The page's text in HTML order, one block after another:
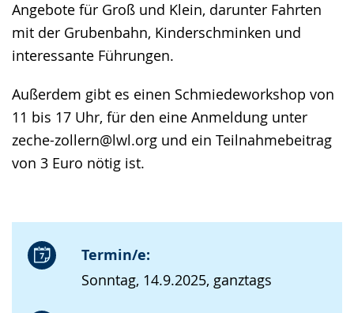
Angebote für Groß und Klein, darunter Fahrten
mit der Grubenbahn, Kinderschminken und
interessante Führungen.
Außerdem gibt es einen Schmiedeworkshop von
11 bis 17 Uhr, für den eine Anmeldung unter
zeche-zollern@lwl.org und ein Teilnahmebeitrag
von 3 Euro nötig ist.
Termin/e:
Sonntag, 14.9.2025, ganztags